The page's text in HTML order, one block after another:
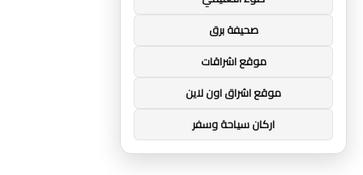
صحيفة برق
موقع اشراقات
موقع اشراق اون لاين
اركان سياحة وسفر